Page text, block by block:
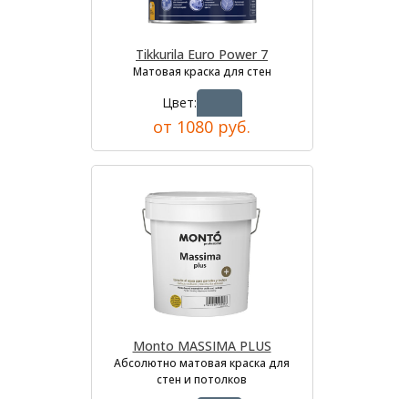
Tikkurila Euro Power 7
Матовая краска для стен
Цвет:
от 1080 руб.
Monto MASSIMA PLUS
Абсолютно матовая краска для
стен и потолков